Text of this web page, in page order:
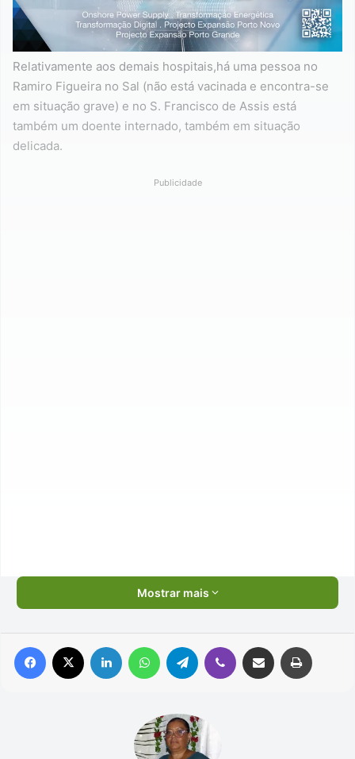
Relativamente aos demais hospitais,há uma pessoa no
Ramiro Figueira no Sal (não está vacinada e encontra-se
em situação grave) e no S. Francisco de Assis está
também um doente internado, também em situação
delicada.
Publicidade
Mostrar mais
Facebook Linkedin WhatsAppTelegram Viber Compartilhar via e-mail